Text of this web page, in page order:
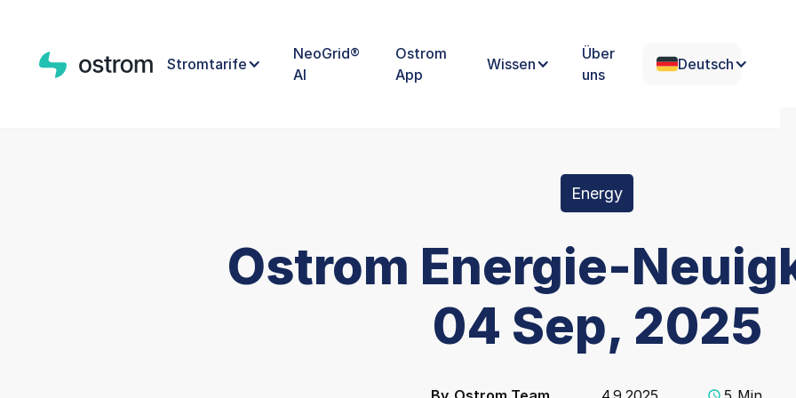
Stromtarife
NeoGrid®
AI
Ostrom
App
Wissen
Über
uns
Deutsch
Energy
Ostrom Energie-
04 Sep, 2025